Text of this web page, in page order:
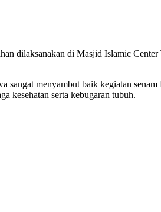
dilaksanakan di Masjid Islamic
menyambut baik kegiatan
kesehatan serta kebugaran tubuh.